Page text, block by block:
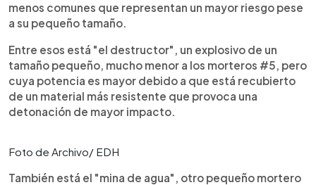
menos comunes que representan un mayor riesgo pese
a su pequeño tamaño.
Entre esos está "el destructor", un explosivo de un
tamaño pequeño, mucho menor a los morteros #5, pero
cuya potencia es mayor debido a que está recubierto
de un material más resistente que provoca una
detonación de mayor impacto.
Foto de Archivo/ EDH
También está el "mina de agua", otro pequeño mortero